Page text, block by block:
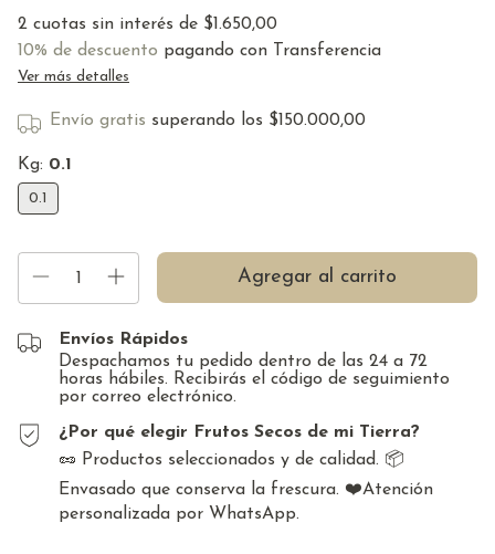
2 cuotas sin interés de $1.650,00
10% de descuento pagando con Transferencia
Ver más detalles
Envío gratis superando los $150.000,00
Kg: 0.1
0.1
Envíos Rápidos
Despachamos tu pedido dentro de las 24 a 72
horas hábiles. Recibirás el código de seguimiento
por correo electrónico.
¿Por qué elegir Frutos Secos de mi Tierra?
🥜 Productos seleccionados y de calidad. 📦
Envasado que conserva la frescura. ❤️Atención
personalizada por WhatsApp.